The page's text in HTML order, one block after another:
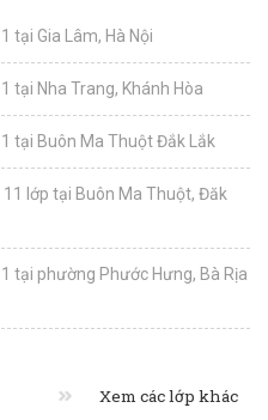
tại Gia Lâm, Hà Nội
tại Nha Trang, Khánh Hòa
tại Buôn Ma Thuột Đắk Lắk
lớp tại Buôn Ma Thuột, Đăk
tại phường Phước Hưng, Bà Rịa
Xem các lớp khác